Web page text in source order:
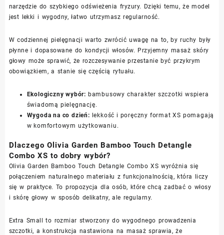
narzędzie do szybkiego odświeżenia fryzury. Dzięki temu, że model
jest lekki i wygodny, łatwo utrzymasz regularność.
W codziennej pielęgnacji warto zwrócić uwagę na to, by ruchy były
płynne i dopasowane do kondycji włosów. Przyjemny masaż skóry
głowy może sprawić, że rozczesywanie przestanie być przykrym
obowiązkiem, a stanie się częścią rytuału.
Ekologiczny wybór: bambusowy charakter szczotki wspiera
świadomą pielęgnację.
Wygoda na co dzień: lekkość i poręczny format XS pomagają
w komfortowym użytkowaniu.
Dlaczego Olivia Garden Bamboo Touch Detangle
Combo XS to dobry wybór?
Olivia Garden Bamboo Touch Detangle Combo XS wyróżnia się
połączeniem naturalnego materiału z funkcjonalnością, która liczy
się w praktyce. To propozycja dla osób, które chcą zadbać o włosy
i skórę głowy w sposób delikatny, ale regularny.
Extra Small to rozmiar stworzony do wygodnego prowadzenia
szczotki, a konstrukcja nastawiona na masaż sprawia, że